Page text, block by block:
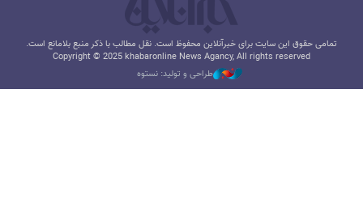
تمامی حقوق این سایت برای خبرآنلاین محفوظ است. نقل مطالب با ذکر منبع بلامانع است.
Copyright © 2025 khabaronline News Agancy, All rights reserved
طراحی و تولید: نستوه